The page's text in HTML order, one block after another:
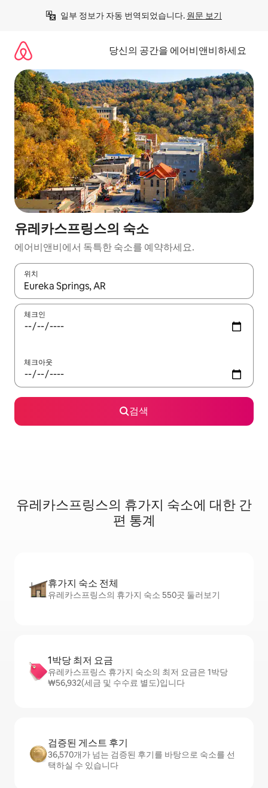
일부 정보가 자동 번역되었습니다. 원문 보기
당신의 공간을 에어비앤비하세요
유레카스프링스의 숙소
에어비앤비에서 독특한 숙소를 예약하세요.
위치
결과가 나오면 위·아래 화살표 키를 사용하거나 터치 또는 스와이
체크인
체크아웃
검색
유레카스프링스의 휴가지 숙소에 대한 간
편 통계
휴가지 숙소 전체
유레카스프링스의 휴가지 숙소 550곳 둘러보기
1박당 최저 요금
유레카스프링스 휴가지 숙소의 최저 요금은 1박당
₩56,932(세금 및 수수료 별도)입니다
검증된 게스트 후기
36,570개가 넘는 검증된 후기를 바탕으로 숙소를 선
택하실 수 있습니다